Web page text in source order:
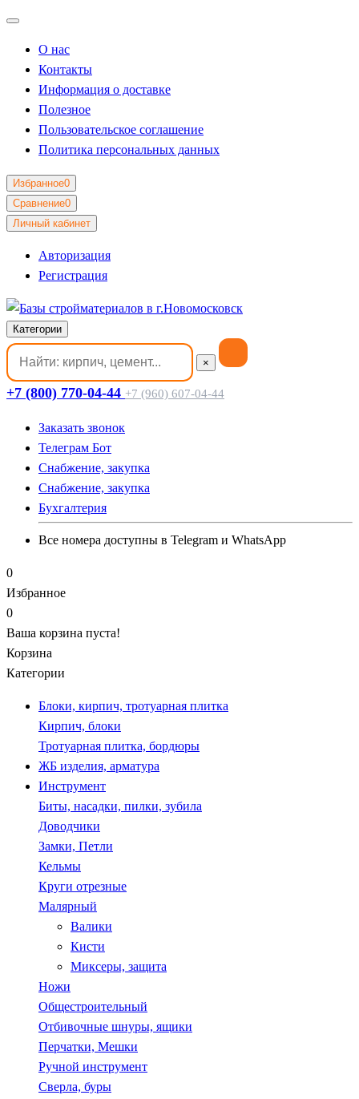
О нас
Контакты
Информация о доставке
Полезное
Пользовательское соглашение
Политика персональных данных
Избранное0
Сравнение0
Личный кабинет
Авторизация
Регистрация
Категории
×
+7 (800) 770-04-44 +7 (960) 607-04-44
Заказать звонок
Телеграм Бот
Cнабжение, закупка
Cнабжение, закупка
Бухгалтерия
Все номера доступны в Telegram и WhatsApp
0
Избранное
0
Ваша корзина пуста!
Корзина
Категории
Блоки, кирпич, тротуарная плитка
Кирпич, блоки
Тротуарная плитка, бордюры
ЖБ изделия, арматура
Инструмент
Биты, насадки, пилки, зубила
Доводчики
Замки, Петли
Кельмы
Круги отрезные
Малярный
Валики
Кисти
Миксеры, защита
Ножи
Общестроительный
Отбивочные шнуры, ящики
Перчатки, Мешки
Ручной инструмент
Сверла, буры